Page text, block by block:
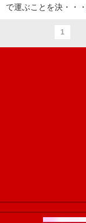
で運ぶことを決・・・
1